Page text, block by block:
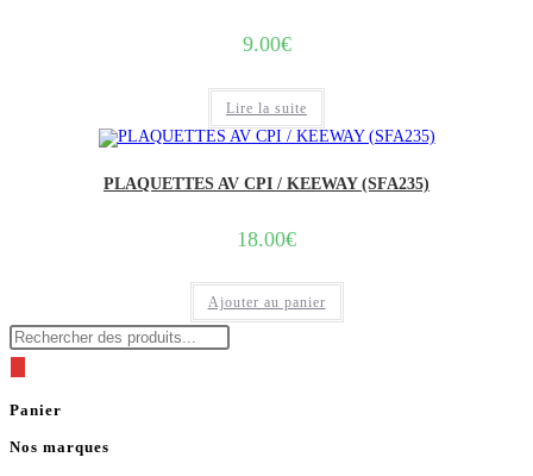
9.00€
Lire la suite
PLAQUETTES AV CPI / KEEWAY (SFA235)
18.00€
Ajouter au panier
Recherche
Panier
Nos marques